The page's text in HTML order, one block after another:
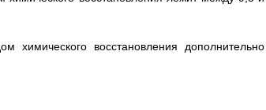
восстановления дополнительно